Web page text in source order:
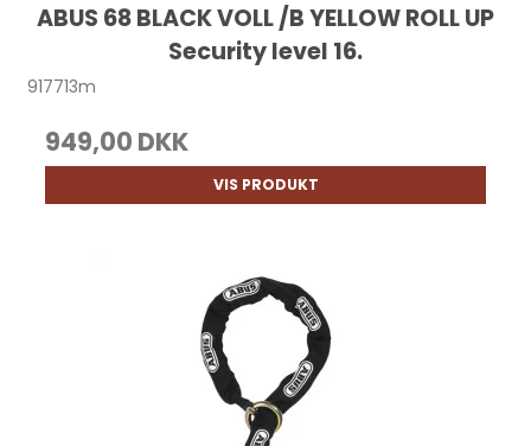
ABUS 68 BLACK VOLL /B YELLOW ROLL UP
Security level 16.
917713m
949,00 DKK
VIS PRODUKT